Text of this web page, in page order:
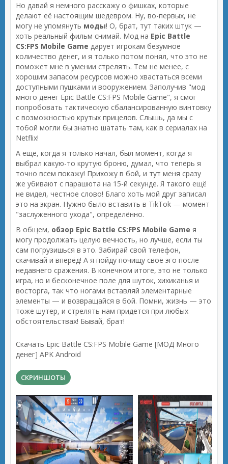
Но давай я немного расскажу о фишках, которые
делают её настоящим шедевром. Ну, во-первых, не
могу не упомянуть моды! О, брат, тут таких штук —
хоть реальный фильм снимай. Мод на Epic Battle
CS:FPS Mobile Game дарует игрокам безумное
количество денег, и я только потом понял, что это не
поможет мне в умении стрелять. Тем не менее, с
хорошим запасом ресурсов можно хвастаться всеми
доступными пушками и вооружением. Заполучив "мод
много денег Epic Battle CS:FPS Mobile Game", я смог
попробовать тактическую сбалансированную винтовку
с возможностью крутых прицелов. Слышь, да мы с
тобой могли бы знатно шатать там, как в сериалах на
Netflix!
А ещё, когда я только начал, был момент, когда я
выбрал какую-то крутую броню, думал, что теперь я
точно всем покажу! Прихожу в бой, и тут меня сразу
же убивают с парашюта на 15-й секунде. Я такого ещё
не видел, честное слово! Благо хоть мой друг записал
это на экран. Нужно было вставить в TikTok — момент
"заслуженного ухода", определённо.
В общем, обзор Epic Battle CS:FPS Mobile Game я
могу продолжать целую вечность, но лучше, если ты
сам погрузишься в это. Забирай свой телефон,
скачивай и вперёд! А я пойду почищу своё эго после
недавнего сражения. В конечном итоге, это не только
игра, но и бесконечное поле для шуток, хихиканья и
восторга, так что ногами вставляй элементарные
элементы — и возвращайся в бой. Помни, жизнь — это
тоже шутер, и стрелять нам придется при любых
обстоятельствах! Бывай, брат!
Скачать Epic Battle CS:FPS Mobile Game [МОД Много
денег] APK Android
СКРИНШОТЫ